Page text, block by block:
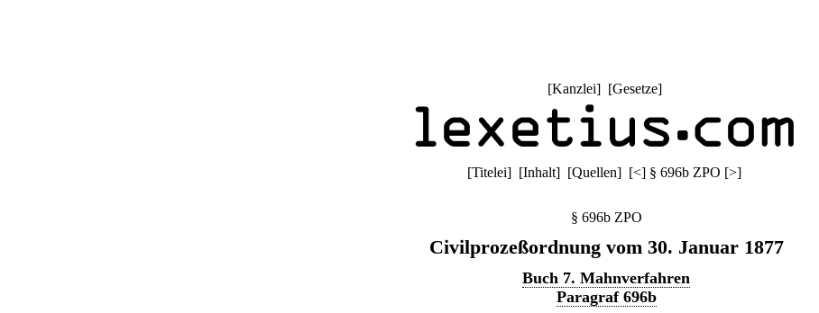
[Kanzlei] [Gesetze]
[Titelei] [Inhalt] [Quellen] [<] § 696b ZPO [>]
§ 696b ZPO
Civilprozeßordnung vom 30. Januar 1877
Buch 7. Mahnverfahren
Paragraf 696b